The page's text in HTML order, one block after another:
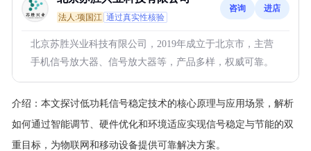
法人:项国江 通过真实性核验
咨询 进店
北京苏胜兴业科技有限公司，2019年成立于北京市，主营
手机信号放大器、信号放大器等，产品多样，权威可靠。
介绍： 本文探讨低功耗信号稳定技术的核心原理与应用场景，解析
如何通过智能调节、硬件优化和环境适应实现信号稳定与节能的双
重目标，为物联网和移动设备提供可靠解决方案。